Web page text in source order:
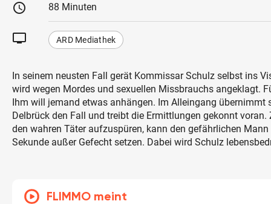
schedule 88 Minuten
tv ARD Mediathek
In seinem neusten Fall gerät Kommissar Schulz selbst ins
wird wegen Mordes und sexuellen Missbrauchs angeklagt.
Ihm will jemand etwas anhängen. Im Alleingang übernimmt
Delbrück den Fall und treibt die Ermittlungen gekonnt
den wahren Täter aufzuspüren, kann den gefährlichen
Sekunde außer Gefecht setzen. Dabei wird Schulz
FLIMMO meint